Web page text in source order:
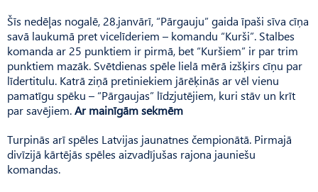
Šīs nedēļas nogalē, 28.janvārī, “Pārgauju” gaida īpaši sīva cīņa
savā laukumā pret vicelīderiem – komandu “Kurši”. Stalbes
komanda ar 25 punktiem ir pirmā, bet “Kuršiem” ir par trim
punktiem mazāk. Svētdienas spēle lielā mērā izšķirs cīņu par
līdertitulu. Katrā ziņā pretiniekiem jārēķinās ar vēl vienu
pamatīgu spēku – “Pārgaujas” līdzjutējiem, kuri stāv un krīt
par savējiem.Ar mainīgām sekmēm
Turpinās arī spēles Latvijas jaunatnes čempionātā. Pirmajā
divīzijā kārtējās spēles aizvadījušas rajona jauniešu
komandas.